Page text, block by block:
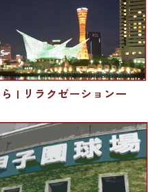
| リラクゼーション一